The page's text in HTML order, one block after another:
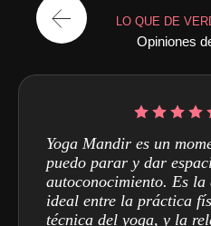
LO QUE DE
Opiniones
Yoga Mandir es un
puedo parar y dar
autoconocimiento. Es la
ideal entre la práctica
técnica del yoga, y la